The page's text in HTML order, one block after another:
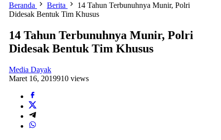
Beranda
Berita
14 Tahun Terbunuhnya Munir, Polri
Didesak Bentuk Tim Khusus
14 Tahun Terbunuhnya Munir, Polri
Didesak Bentuk Tim Khusus
Media Dayak
Maret 16, 2019910 views